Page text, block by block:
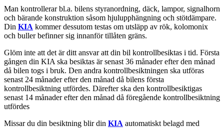
Man kontrollerar bl.a. bilens styranordning, däck, lampor, signalhorn
och bärande konstruktion såsom hjulupphängning och stötdämpare.
Din KIA kommer dessutom testas om utsläpp av rök, kolomonix
och buller befinner sig innanför tillåten gräns.
Glöm inte att det är ditt ansvar att din bil kontrollbesiktas i tid. Första
gången din KIA ska besiktas är senast 36 månader efter den månad
då bilen togs i bruk. Den andra kontrollbesiktningen ska utföras
senast 24 månader efter den månad då bilens första
kontrollbesiktning utfördes. Därefter ska den kontrollbesiktigas
senast 14 månader efter den månad då föregående kontrollbesiktning
utfördes
Missar du din besiktning blir din KIA automatiskt belagd med